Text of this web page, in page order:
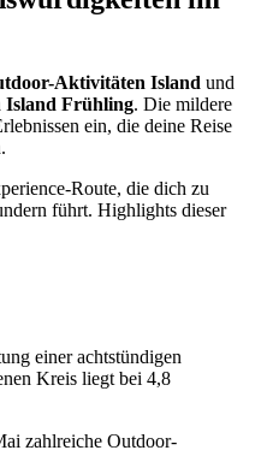
Aktivitäten Island und
Island Frühling. Die mildere
ein, die deine Reise
Route, die dich zu
führt. Highlights dieser
einer achtstündigen
Kreis liegt bei 4,8
zahlreiche Outdoor-